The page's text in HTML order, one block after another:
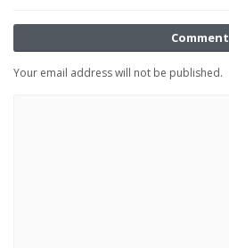
Comment
Your email address will not be published.